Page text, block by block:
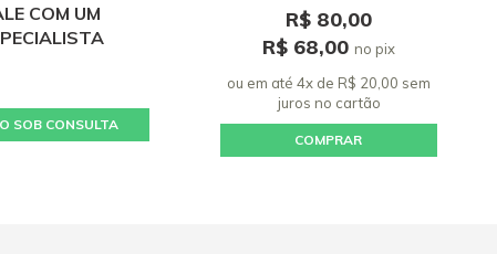
COM UM
SOB CONSULTA
R$ 80,00
R$ 68,00 no pix
ou em até 4x de R$ 20,00 sem
juros no cartão
COMPRAR